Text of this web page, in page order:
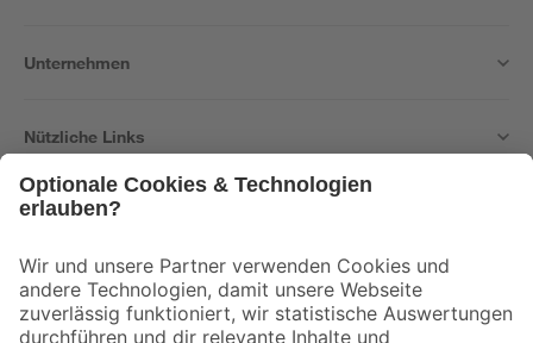
Unternehmen
Nützliche Links
Der toom Newsletter: Keine Angebote und Aktionen mehr verpassen!
Zur Newsletter Anmeldung